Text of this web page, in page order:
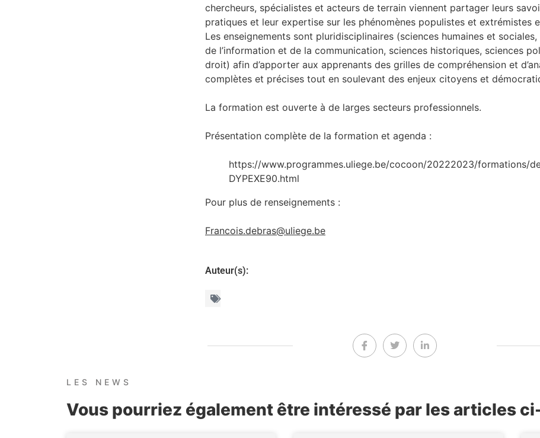
chercheurs, spécialistes et acteurs de terrain viennent partager leurs
pratiques et leur expertise sur les phénomènes populistes et extrémistes
Les enseignements sont pluridisciplinaires (sciences humaines et sociales,
de l’information et de la communication, sciences historiques, sciences
droit) afin d’apporter aux apprenants des grilles de compréhension et
complètes et précises tout en soulevant des enjeux citoyens et
La formation est ouverte à de larges secteurs professionnels.
Présentation complète de la formation et agenda :
https://www.programmes.uliege.be/cocoon/20222023/formations/
DYPEXE90.html
Pour plus de renseignements :
Francois.debras@uliege.be
Auteur(s):
LES NEWS
Vous pourriez également être intéressé par les articles